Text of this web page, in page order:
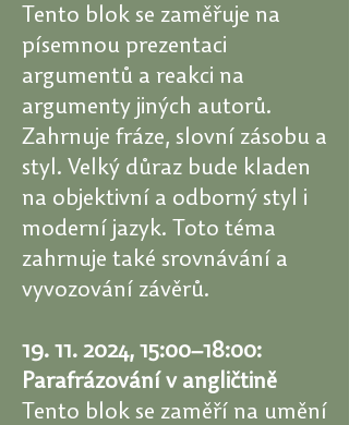
Tento blok se zaměřuje na
písemnou prezentaci
argumentů a reakci na
argumenty jiných autorů.
Zahrnuje fráze, slovní zásobu a
styl. Velký důraz bude kladen
na objektivní a odborný styl i
moderní jazyk. Toto téma
zahrnuje také srovnávání a
vyvozování závěrů.
19. 11. 2024, 15:00–18:00:
Parafrázování v angličtině
Tento blok se zaměří na umění